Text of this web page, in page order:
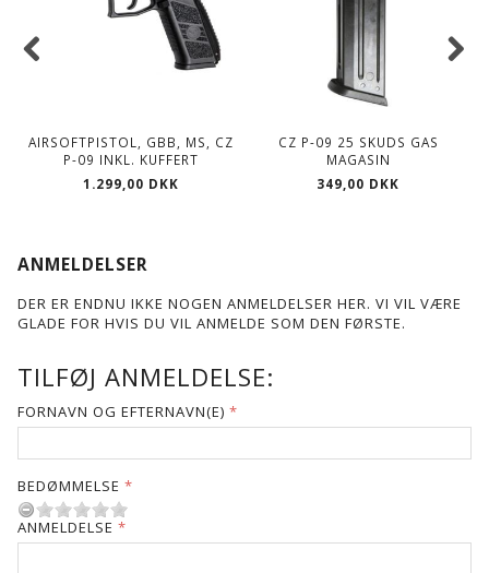
AIRSOFTPISTOL, GBB, MS, CZ
P-09 INKL. KUFFERT
1.299,00 DKK
CZ P-09 25 SKUDS GAS
MAGASIN
349,00 DKK
ANMELDELSER
DER ER ENDNU IKKE NOGEN ANMELDELSER HER. VI VIL VÆRE
GLADE FOR HVIS DU VIL ANMELDE SOM DEN FØRSTE.
TILFØJ ANMELDELSE:
FORNAVN OG EFTERNAVN(E)
BEDØMMELSE
ANMELDELSE